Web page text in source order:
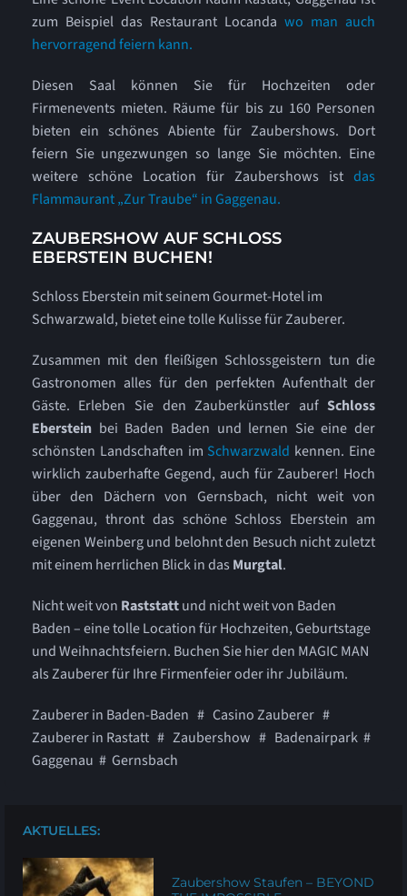
zum Beispiel das Restaurant Locandawo man auch
hervorragend feiern kann.
Diesen Saal können Sie für Hochzeiten oder
Firmenevents mieten. Räume für bis zu 160 Personen
bieten ein schönes Abiente für Zaubershows. Dort
feiern Sie ungezwungen so lange Sie möchten. Eine
weitere schöne Location für Zaubershows istdas
Flammaurant „ZurTraube“ in Gaggenau.
ZAUBERSHOW AUF SCHLOSS
EBERSTEIN BUCHEN!
Schloss Eberstein mit seinem Gourmet-Hotel im
Schwarzwald, bietet eine tolle Kulisse für Zauberer.
Zusammen mit den fleißigen Schlossgeistern tun die
Gastronomen alles für den perfekten Aufenthalt der
Gäste. Erleben Sie den Zauberkünstler aufSchloss
Ebersteinbei Baden Baden und lernen Sie eine der
schönsten Landschaften im Schwarzwald kennen. Eine
wirklich zauberhafte Gegend, auch für Zauberer! Hoch
über den Dächern von Gernsbach, nicht weit von
Gaggenau, thront das schöne Schloss Eberstein am
eigenen Weinberg und belohnt den Besuch nicht zuletzt
mit einem herrlichen Blick in das Murgtal.
Nicht weit von Raststattund nicht weit von Baden
Baden – eine tolle Location für Hochzeiten, Geburtstage
und Weihnachtsfeiern. Buchen Sie hier den MAGIC MAN
als Zauberer für Ihre Firmenfeier oder ihr Jubiläum.
Zauberer in Baden-Baden # Casino Zauberer #
Zauberer in Rastatt # Zaubershow # Badenairpark #
Gaggenau # Gernsbach
AKTUELLES:
Zaubershow Staufen – BEYOND